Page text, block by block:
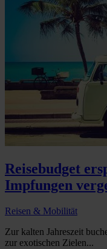
Reisebudget
Impfungen
Reisen & Mobilität
Zur kalten Jahreszeit
zur exotischen Zielen...